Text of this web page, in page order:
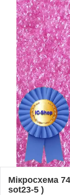
Мікросхема
sot23-5 )